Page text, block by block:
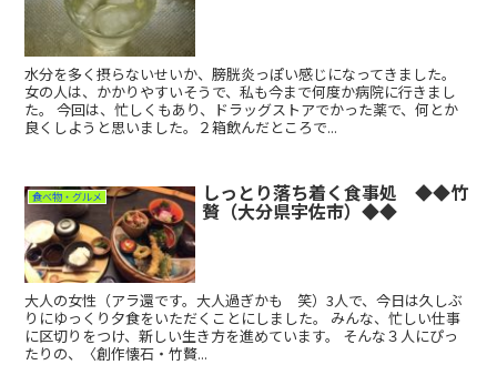
水分を多く摂らないせいか、膀胱炎っぽい感じになってきました。
女の人は、かかりやすいそうで、私も今まで何度か病院に行きまし
た。 今回は、忙しくもあり、ドラッグストアでかった薬で、何とか
良くしようと思いました。２箱飲んだところで...
食べ物・グルメ しっとり落ち着く食事処 ◆◆竹
贅（大分県宇佐市）◆◆
大人の女性（アラ還です。大人過ぎかも 笑）3人で、今日は久しぶ
りにゆっくり夕食をいただくことにしました。 みんな、忙しい仕事
に区切りをつけ、新しい生き方を進めています。 そんな３人にぴっ
たりの、〈創作懐石・竹贅...